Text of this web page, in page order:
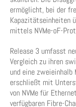
ermöglicht, bei der
Kapazitätseinheiten
mittels NVMe-oF-
Release 3 umfasst
Vergleich zu ihren
und eine zweieinhalb
erschließt mit
von NVMe für
verfügbaren Fibre-